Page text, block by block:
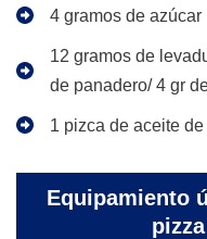
4 gramos de azúcar
12 gramos de
de panadero/ 4 gr
1 pizca de aceite
Equipamiento